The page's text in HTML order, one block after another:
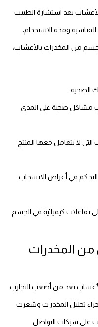
بعد استشارة الطبيب
ومدة الاستخدام،
من المخدرات بالأعشاب،
الصحية.
مشاكل صحية على المدى
لا يتعامل معها المنتج
في أعراض الانسحاب
تفاعلات كيميائية في الجسم
من المخدرات
تعد من أصعب التجارب
تحليل المخدرات وشعرت
على شبكات التواصل